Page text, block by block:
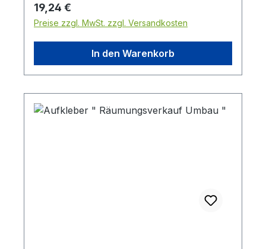
Regulärer Preis:
19,24 €
Preise zzgl. MwSt. zzgl. Versandkosten
In den Warenkorb